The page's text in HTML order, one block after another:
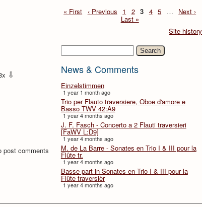
« First
‹ Previous 1 2 3 4 5 … Next ›
Last »
Site history
Search
News & Comments
Einzelstimmen
1 year 1 month ago
Trio per Flauto traversiere, Oboe d'amore e
Basso TWV 42:A9
1 year 4 months ago
J. F. Fasch - Concerto a 2 Flauti traversieri
[FaWV L:D9]
1 year 4 months ago
M. de La Barre - Sonates en Trio I & III pour la
Flûte tr.
1 year 4 months ago
Basse part in Sonates en Trio I & III pour la
Flûte traversièr
1 year 4 months ago
⇩
post comments